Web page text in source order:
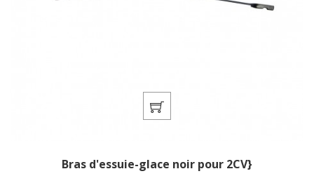
Bras d'essuie-glace noir pour 2CV}